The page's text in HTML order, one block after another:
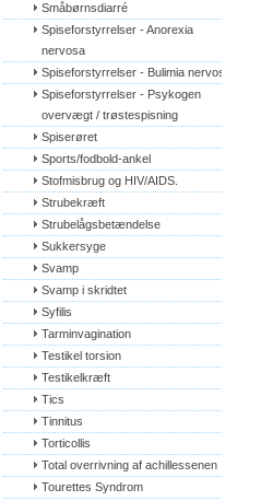
Småbørnsdiarré
Spiseforstyrrelser - Anorexia
nervosa
Spiseforstyrrelser - Bulimia nervosa
Spiseforstyrrelser - Psykogen
overvægt / trøstespisning
Spiserøret
Sports/fodbold-ankel
Stofmisbrug og HIV/AIDS.
Strubekræft
Strubelågsbetændelse
Sukkersyge
Svamp
Svamp i skridtet
Syfilis
Tarminvagination
Testikel torsion
Testikelkræft
Tics
Tinnitus
Torticollis
Total overrivning af achillessenen
Tourettes Syndrom